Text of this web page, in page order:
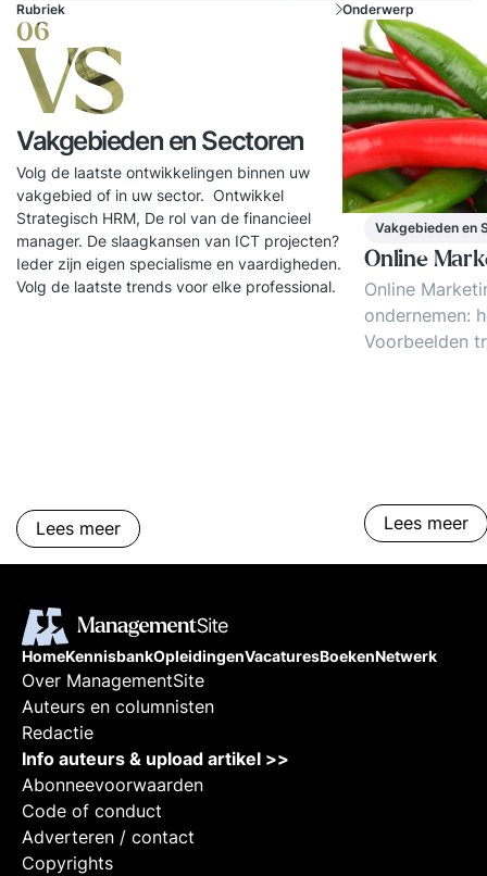
Rubriek
06
VS
Vakgebieden en Sectoren
Volg de laatste ontwikkelingen binnen uw
vakgebied of in uw sector. Ontwikkel
Strategisch HRM, De rol van de financieel
manager. De slaagkansen van ICT projecten?
Ieder zijn eigen specialisme en vaardigheden.
Volg de laatste trends voor elke professional.
Lees meer
Onderwerp
Vakgebieden en
Online
Online
ondernemen:
Voorbeelden
Lees meer
HomeKennisbankOpleidingenVacaturesBoekenNetwerk
Over ManagementSite
Auteurs en columnisten
Redactie
Info auteurs & upload artikel >>
Abonneevoorwaarden
Code of conduct
Adverteren / contact
Copyrights